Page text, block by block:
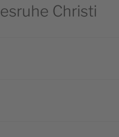
Christi